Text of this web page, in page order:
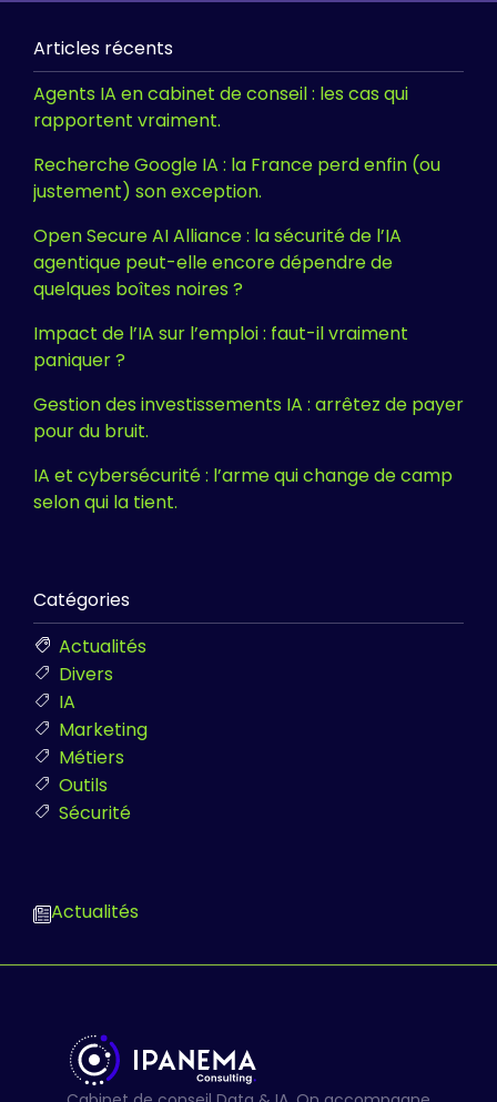
Articles récents
Agents IA en cabinet de conseil : les cas qui
rapportent vraiment.
Recherche Google IA : la France perd enfin (ou
justement) son exception.
Open Secure AI Alliance : la sécurité de l’IA
agentique peut-elle encore dépendre de
quelques boîtes noires ?
Impact de l’IA sur l’emploi : faut-il vraiment
paniquer ?
Gestion des investissements IA : arrêtez de payer
pour du bruit.
IA et cybersécurité : l’arme qui change de camp
selon qui la tient.
Catégories
Actualités
Divers
IA
Marketing
Métiers
Outils
Sécurité
Actualités